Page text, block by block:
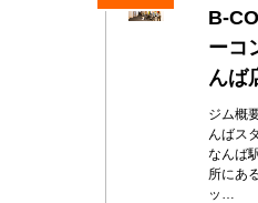
B-
ーコ
んば
ジム概
んばス
なんば
所にあ
ッ…